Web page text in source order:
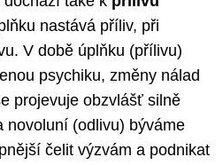
nastává příliv, při
V době úplňku (přílivu)
psychiku, změny nálad
projevuje obzvlášť silně
novoluní (odlivu) býváme
čelit výzvám a podnikat